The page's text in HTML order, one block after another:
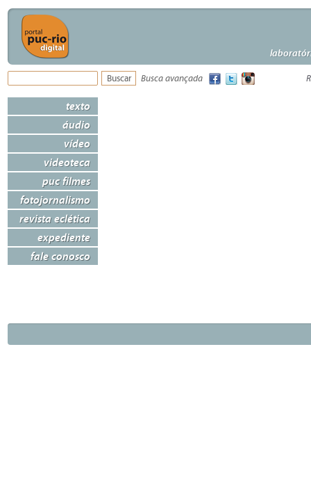
Busca avançada
texto
áudio
vídeo
videoteca
puc filmes
fotojornalismo
revista eclética
expediente
fale conosco